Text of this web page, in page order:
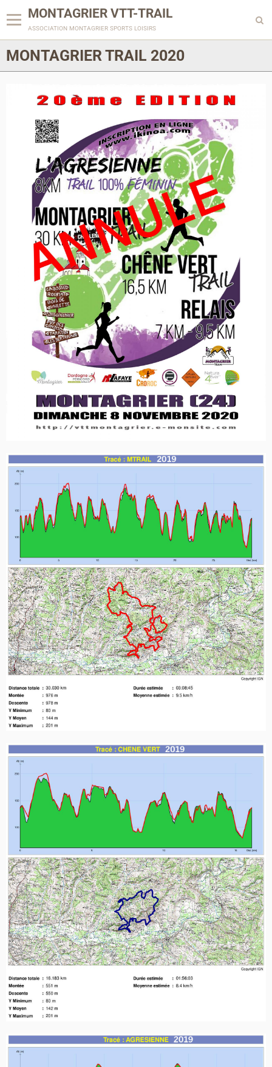
MONTAGRIER VTT-TRAIL
association montagrier sports loisirs
MONTAGRIER TRAIL 2020